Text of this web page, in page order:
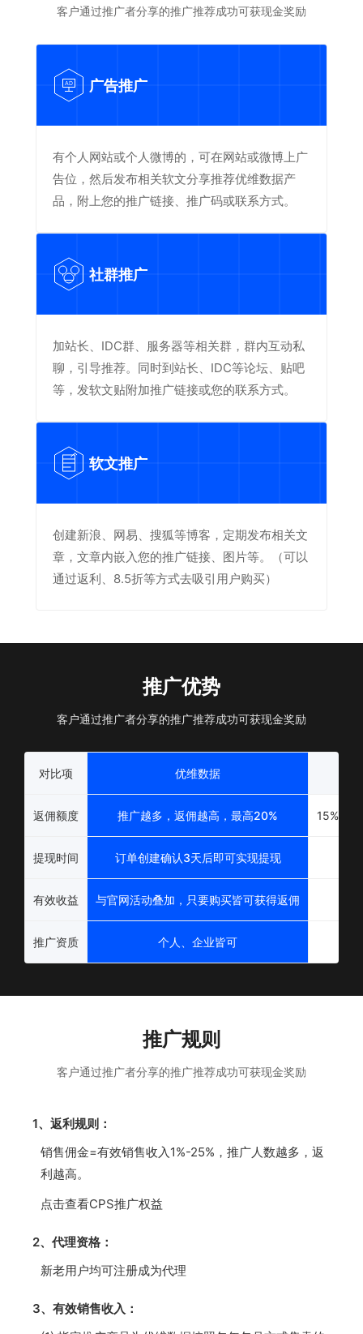
客户通过推广者分享的推广推荐成功可获现金奖励
AD 广告推广
有个人网站或个人微博的，可在网站或微博上广
告位，然后发布相关软文分享推荐优维数据产
品，附上您的推广链接、推广码或联系方式。
社群推广
加站长、IDC群、服务器等相关群，群内互动私
聊，引导推荐。同时到站长、IDC等论坛、贴吧
等，发软文贴附加推广链接或您的联系方式。
软文推广
创建新浪、网易、搜狐等博客，定期发布相关文
章，文章内嵌入您的推广链接、图片等。（可以
通过返利、8.5折等方式去吸引用户购买）
推广优势
客户通过推广者分享的推广推荐成功可获现金奖励
对比项 优维数据
返佣额度 推广越多，返佣越高，最高20% 15%左
提现时间 订单创建确认3天后即可实现提现
有效收益 与官网活动叠加，只要购买皆可获得返佣
推广资质 个人、企业皆可
推广规则
客户通过推广者分享的推广推荐成功可获现金奖励
1、返利规则：
销售佣金=有效销售收入1%-25%，推广人数越多，返
利越高。
点击查看CPS推广权益
2、代理资格：
新老用户均可注册成为代理
3、有效销售收入：